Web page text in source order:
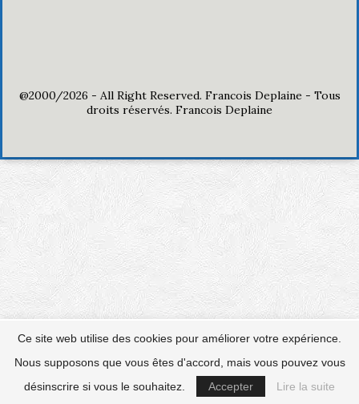
@2000/2026 - All Right Reserved. Francois Deplaine - Tous
droits réservés. Francois Deplaine
This website uses cookies to improve your experience.
Cookie settings ACCEPT
Ce site web utilise des cookies pour améliorer votre expérience.
Nous supposons que vous êtes d'accord, mais vous pouvez vous
désinscrire si vous le souhaitez.
Accepter Lire la suite